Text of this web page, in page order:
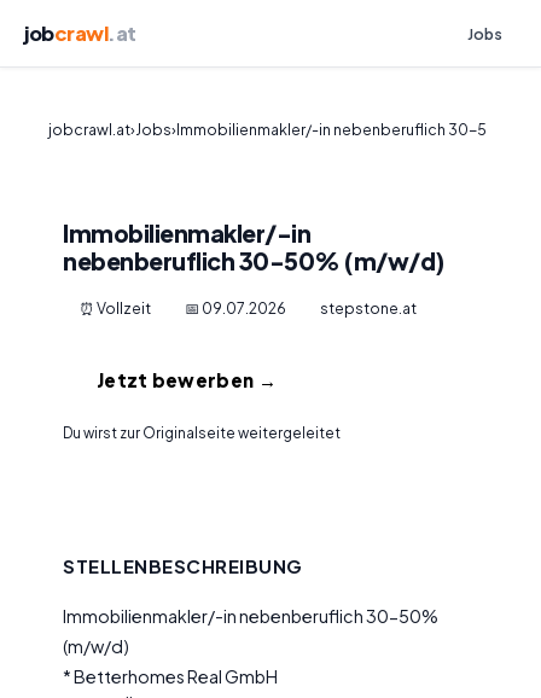
jobcrawl.at Jobs
jobcrawl.at›Jobs›Immobilienmakler/-in nebenberuflich 30-5
Immobilienmakler/-in
nebenberuflich 30-50% (m/w/d)
⏰ Vollzeit 📅 09.07.2026 stepstone.at
Jetzt bewerben →
Du wirst zur Originalseite weitergeleitet
STELLENBESCHREIBUNG
Immobilienmakler/-in nebenberuflich 30-50%
(m/w/d)
* Betterhomes Real GmbH